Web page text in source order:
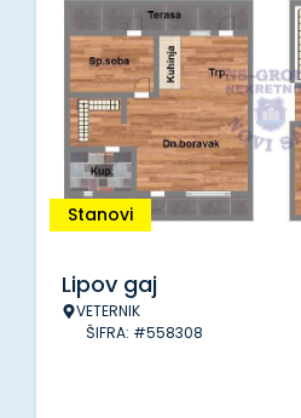
Stanovi
Lipov gaj
VETERNIK
ŠIFRA: #558308